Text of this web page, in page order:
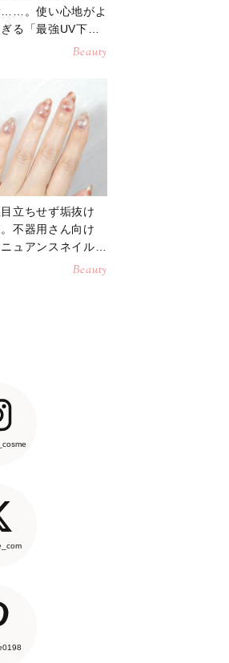
……。使い心地がよ
る「最強UV下
Beauty
立ちせず垢抜け
不器用さん向け
ニュアンスネイル」
Beauty